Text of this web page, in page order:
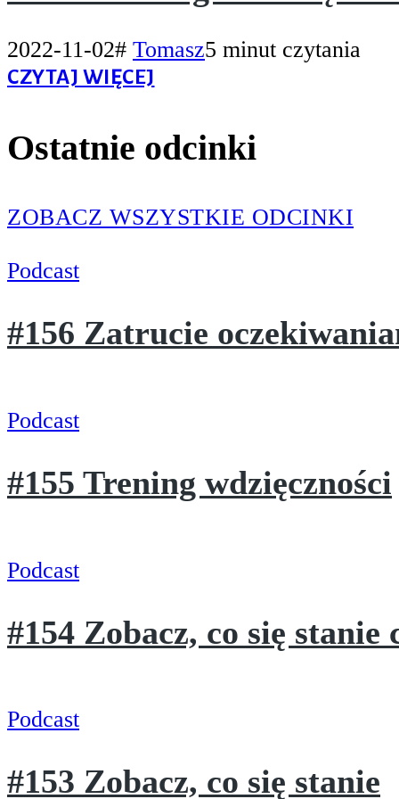
2022-11-02# Tomasz5 minut czytania
CZYTAJ WIĘCEJ
Ostatnie odcinki
ZOBACZ WSZYSTKIE ODCINKI
Podcast
#156 Zatrucie
Podcast
#155 Trening wdzięczności
Podcast
#154 Zobacz, co się stanie
Podcast
#153 Zobacz, co się stanie